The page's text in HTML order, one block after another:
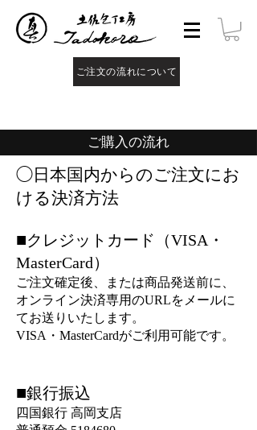
ご注文の流れについて
ご購入の流れ
◯日本国内からのご注文にお
ける決済方法
■クレジットカード（VISA・
MasterCard）
ご注文確定後、または商品発送前に、
オンライン決済専用のURLをメールに
てお送りいたします。
VISA・MasterCardがご利用可能です。
■銀行振込
四国銀行 高岡支店